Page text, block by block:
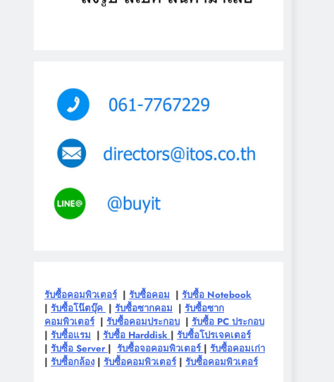
รับซื้อคอมพิวเตอร์| รับซื้อคอม | รับซื้อ Notebook
| รับซื้อโน๊ตบุ๊ค | รับซื้อซากคอม | รับซื้อซาก
คอมพิวเตอร์| รับซื้อคอมประกอบ | รับซื้อ PC ประกอบ
| รับซื้อแรม | รับซื้อ Harddisk | รับซื้อโปรเจคเตอร์
| รับซื้อ Server | รับซื้อจอคอมพิวเตอร์ | รับซื้อคอมเก่า
| รับซื้อกล้อง | รับซื้อคอมพิวเตอร์| รับซื้อคอมพิวเตอร์